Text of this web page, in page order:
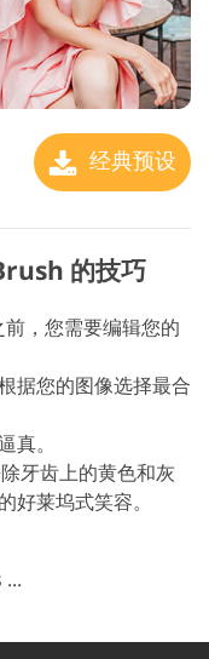
经典预设
的技巧
，您需要编辑您的
据您的图像选择最合
真。
牙齿上的黄色和灰
好莱坞式笑容。